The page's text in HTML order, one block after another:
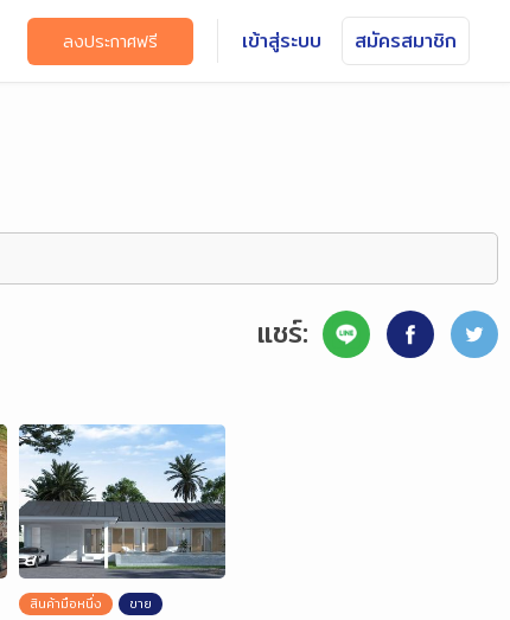
ลงประกาศฟรี เข้าสู่ระบบ สมัครสมาชิก
แชร์:
สินค้ามือหนึ่ง ขาย